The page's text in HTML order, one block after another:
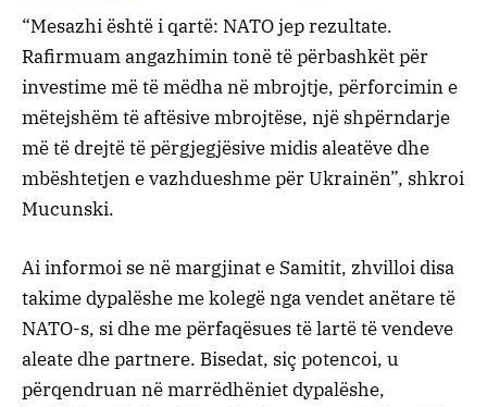
“Mesazhi është i qartë: NATO jep rezultate.
Rafirmuam angazhimin tonë të përbashkët për
investime më të mëdha në mbrojtje, përforcimin e
mëtejshëm të aftësive mbrojtëse, një shpërndarje
më të drejtë të përgjegjësive midis aleatëve dhe
mbështetjen e vazhdueshme për Ukrainën”, shkroi
Mucunski.
Ai informoi se në margjinat e Samitit, zhvilloi disa
takime dypalëshe me kolegë nga vendet anëtare të
NATO-s, si dhe me përfaqësues të lartë të vendeve
aleate dhe partnere. Bisedat, siç potencoi, u
përqendruan në marrëdhëniet dypalëshe,